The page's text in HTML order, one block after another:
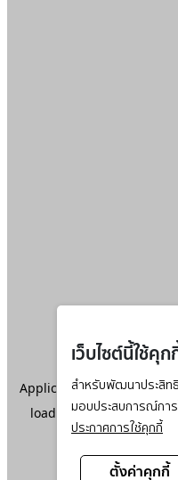
เว็บไซต์นี้ใช้คุก
สำหรับพัฒนาประสิท
มอบประสบการณ์กา
ประกาศการใช้คุกกี้
ตั้งค่าคุกกี้
Application error: aclient
loadingwww.ktc.co.th